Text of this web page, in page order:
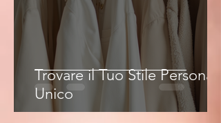
Trovare il Tuo Stile Personale
Unico